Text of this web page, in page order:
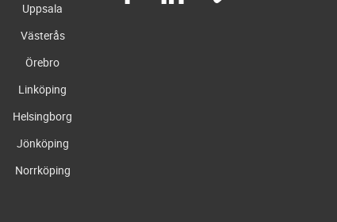
Uppsala
Västerås
Örebro
Linköping
Helsingborg
Jönköping
Norrköping